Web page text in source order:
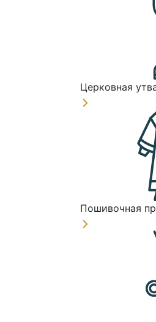
Церковная
Пошивочная